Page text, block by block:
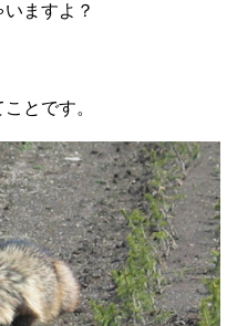
ますよ？
とです。